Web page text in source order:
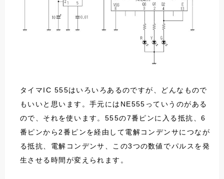
タイマIC 555はいろいろあるのですが、どんなもので
もいいと思います。手元にはNE555っていうのがある
ので、それを使います。555の7番ピンに入る抵抗、6
番ピンから2番ピンを経由して電解コンデンサにつなが
る抵抗、電解コンデンサ、この3つの数値でパルスを発
生させる時間が変えられます。